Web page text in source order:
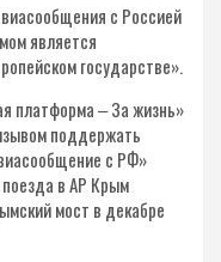
с Россией
является
государстве».
платформа ‒ За жизнь»
поддержать
с РФ»
в АР Крым
мост в декабре